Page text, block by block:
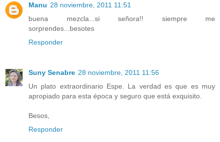
Manu 28 noviembre, 2011 11:51
buena mezcla...si señora!! siempre me
sorprendes...besotes
Responder
Suny Senabre 28 noviembre, 2011 11:56
Un plato extraordinario Espe. La verdad es que es muy
apropiado para esta época y seguro que está exquisito.
Besos,
Responder